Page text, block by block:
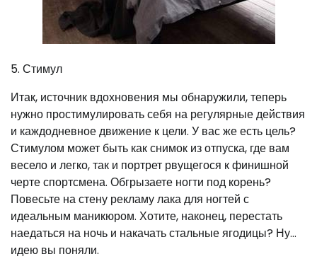
5. Стимул
Итак, источник вдохновения мы обнаружили, теперь
нужно простимулировать себя на регулярные действия
и каждодневное движение к цели. У вас же есть цель?
Стимулом может быть как снимок из отпуска, где вам
весело и легко, так и портрет рвущегося к финишной
черте спортсмена. Обгрызаете ногти под корень?
Повесьте на стену рекламу лака для ногтей с
идеальным маникюром. Хотите, наконец, перестать
наедаться на ночь и накачать стальные ягодицы? Ну…
идею вы поняли.